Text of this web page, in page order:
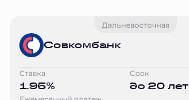
Дальневосточная
Совкомбанк
Ставка
1.95%
Срок
до 20 лет